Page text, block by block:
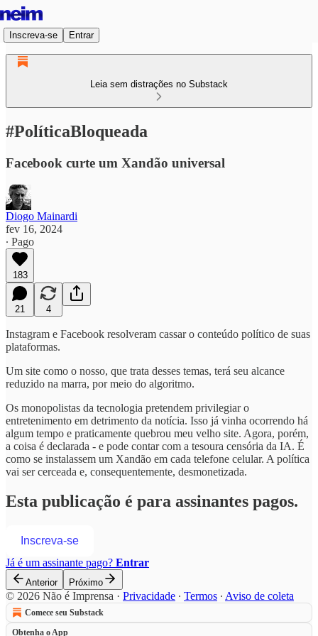
Inscreva-se Entrar
Leia sem distrações no Substack
#PolíticaBloqueada
Facebook curte um Xandão universal
Diogo Mainardi
fev 16, 2024
∙ Pago
183
21 4
Instagram e Facebook resolveram cassar o conteúdo político de suas
plataformas.
Um site como o nosso, que trata desses temas, terá seu alcance
reduzido na marra, por meio do algoritmo.
Os monopolistas da tecnologia pretendem privilegiar o
entretenimento em detrimento da notícia. Isso já vinha ocorrendo há
algum tempo e praticamente quebrou meu velho site. Agora, porém,
a coisa é declarada - e pode contar com a tesoura censória da IA. É
como se instalassem um Xandão em cada telefone celular. A política
vai ser cerceada e, consequentemente, desmonetizada.
Esta publicação é para assinantes pagos.
Inscreva-se
Já é um assinante pago? Entrar
Anterior Próximo
© 2026 Não é Imprensa · Privacidade ∙ Termos ∙ Aviso de coleta
Comece seu Substack
Obtenha o App